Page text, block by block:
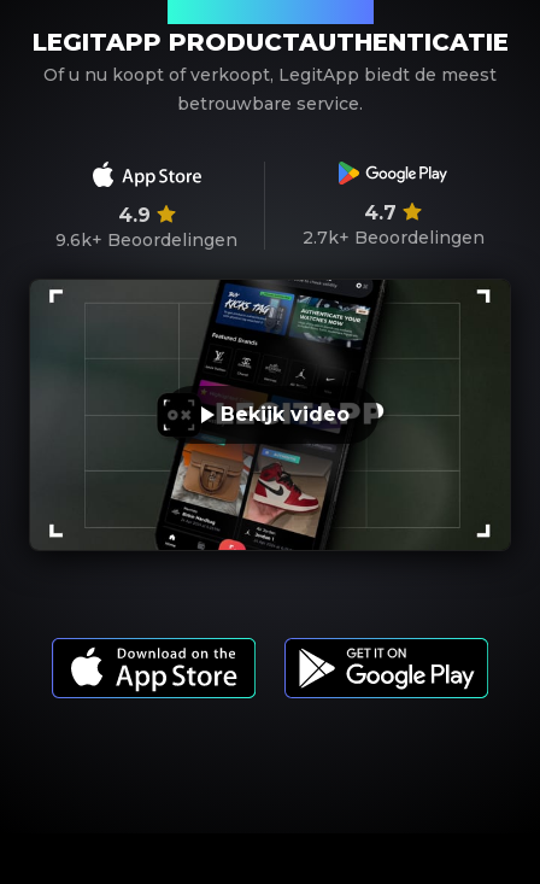
LEGITAPP PRODUCTAUTHENTICATIE
Of u nu koopt of verkoopt, LegitApp biedt de meest
betrouwbare service.
4.9
9.6k+ Beoordelingen
4.7
2.7k+ Beoordelingen
Bekijk video